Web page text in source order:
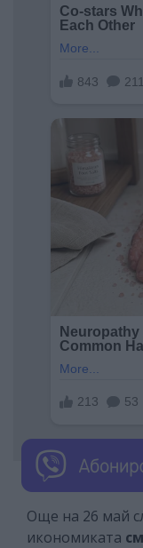
Още на 26 май
икономиката